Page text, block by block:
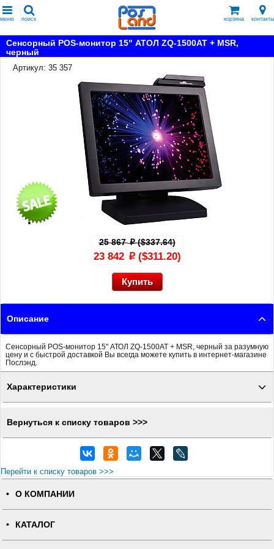
меню поиск корзина контакты
Сенсорный POS-монитор 15" АТОЛ ZQ-1500AT + MSR,
черный
Артикул: 35 357
25 867p($337.64)
23 842 p($311.20)
Описание
Сенсорный POS-монитор 15" АТОЛ ZQ-1500AT + MSR, черный за разумную
цену и с быстрой доставкой Вы всегда можете купить в интернет-магазине
Послэнд.
Характеристики
Вернуться к списку товаров >>>
Перейти к списку товаров >>>
О КОМПАНИИ
КАТАЛОГ